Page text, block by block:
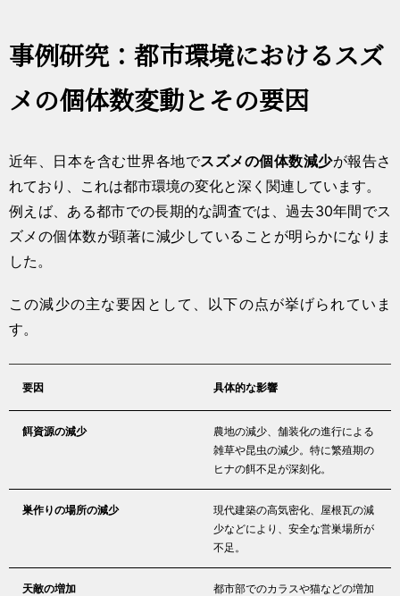
事例研究：都市環境におけるスズ
メの個体数変動とその要因
近年、日本を含む世界各地でスズメの個体数減少が報告さ
れており、これは都市環境の変化と深く関連しています。
例えば、ある都市での長期的な調査では、過去30年間でス
ズメの個体数が顕著に減少していることが明らかになりま
した。
この減少の主な要因として、以下の点が挙げられていま
す。
要因 具体的な影響
餌資源の減少
農地の減少、舗装化の進行による
雑草や昆虫の減少。特に繁殖期の
ヒナの餌不足が深刻化。
巣作りの場所の減少
現代建築の高気密化、屋根瓦の減
少などにより、安全な営巣場所が
不足。
天敵の増加 都市部でのカラスや猫などの増加